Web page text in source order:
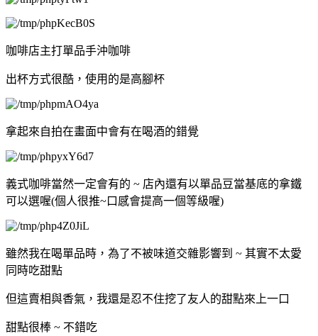
咖啡店主打單品手沖咖啡
出杯方式很酷，使用的是高腳杯
拿起來自拍在畫面中會有在喝酒的錯覺
義式咖啡當然一定會有的 ~ 店內還有以單品豆當基底的拿鐵
可以選喔(個人很推~口感會提高一個等級喔)
雖然我在喝單品時，為了不被味道交雜影響到 ~ 其實不太愛
同時吃甜點
但這賣相與香氣，我還是忍不住挖了友人的甜點來上一口
甜點很棒 ~ 不錯吃